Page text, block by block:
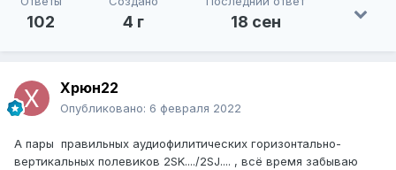
102 4 г 18 сен
Xpюн22
Опубликовано: 6 февраля 2022
А пары правильных аудиофилитических горизонтально-
вертикальных полевиков 2SK..../2SJ.... , всё время забываю